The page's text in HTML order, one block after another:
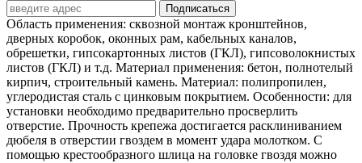
Подписаться
Область применения: сквозной монтаж кронштейнов,
дверных коробок, оконных рам, кабельных каналов,
обрешетки, гипсокартонных листов (ГКЛ), гипсоволокнистых
листов (ГКЛ) и т.д. Материал применения: бетон, полнотелый
кирпич, строительный камень. Материал: полипропилен,
углеродистая сталь с цинковым покрытием. Особенности: для
установки необходимо предварительно просверлить
отверстие. Прочность крепежа достигается расклиниванием
дюбеля в отверстии гвоздем в момент удара молотком. С
помощью крестообразного шлица на головке гвоздя можно